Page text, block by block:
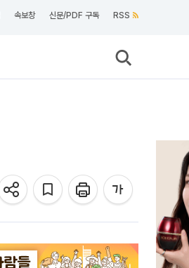
속보창 신문/PDF 구독 RSS